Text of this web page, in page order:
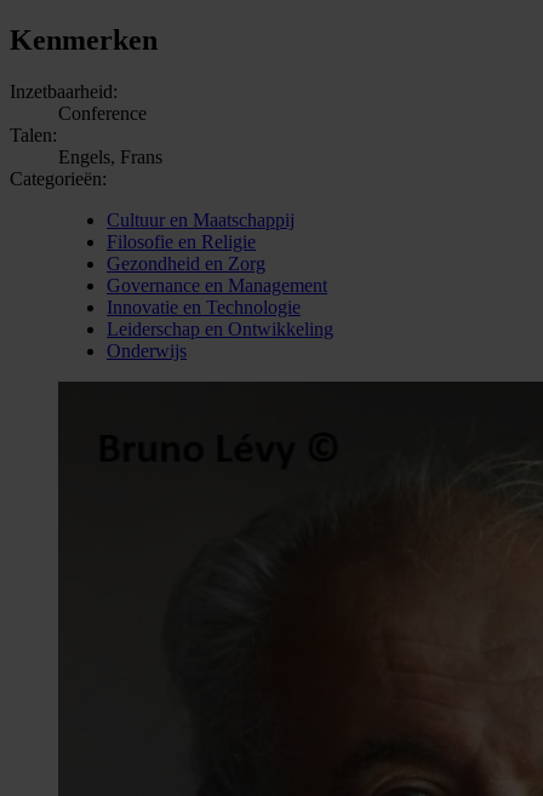
Kenmerken
Inzetbaarheid:
Conference
Talen:
Engels, Frans
Categorieën:
Cultuur en Maatschappij
Filosofie en Religie
Gezondheid en Zorg
Governance en Management
Innovatie en Technologie
Leiderschap en Ontwikkeling
Onderwijs